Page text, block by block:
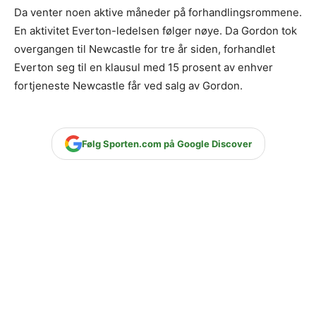
Da venter noen aktive måneder på forhandlingsrommene.
En aktivitet Everton-ledelsen følger nøye. Da Gordon tok
overgangen til Newcastle for tre år siden, forhandlet
Everton seg til en klausul med 15 prosent av enhver
fortjeneste Newcastle får ved salg av Gordon.
Følg Sporten.com på Google Discover